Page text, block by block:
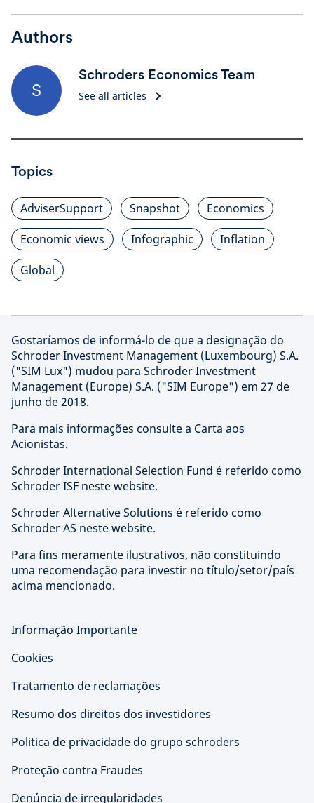
Authors
S
Schroders Economics Team
See all articles
Topics
AdviserSupport Snapshot
Economics
Economic views
Infographic
Inflation
Global
Gostaríamos de informá-lo de que a designação do
Schroder Investment Management (Luxembourg) S.A.
("SIM Lux") mudou para Schroder Investment
Management (Europe) S.A. ("SIM Europe") em 27 de
junho de 2018.
Para mais informações consulte a Carta aos
Acionistas.
Schroder International Selection Fund é referido como
Schroder ISF neste website.
Schroder Alternative Solutions é referido como
Schroder AS neste website.
Para fins meramente ilustrativos, não constituindo
uma recomendação para investir no título/setor/país
acima mencionado.
Informação Importante
Cookies
Tratamento de reclamações
Resumo dos direitos dos investidores
Politica de privacidade do grupo schroders
Proteção contra Fraudes
Denúncia de irregularidades